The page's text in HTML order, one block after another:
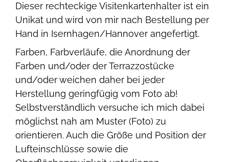
Dieser rechteckige Visitenkartenhalter ist ein
Unikat und wird von mir nach Bestellung per
Hand in Isernhagen/Hannover angefertigt.
Farben, Farbverläufe, die Anordnung der
Farben und/oder der Terrazzostücke
und/oder weichen daher bei jeder
Herstellung geringfügig vom Foto ab!
Selbstverständlich versuche ich mich dabei
möglichst nah am Muster (Foto) zu
orientieren. Auch die Größe und Position der
Lufteinschlüsse sowie die